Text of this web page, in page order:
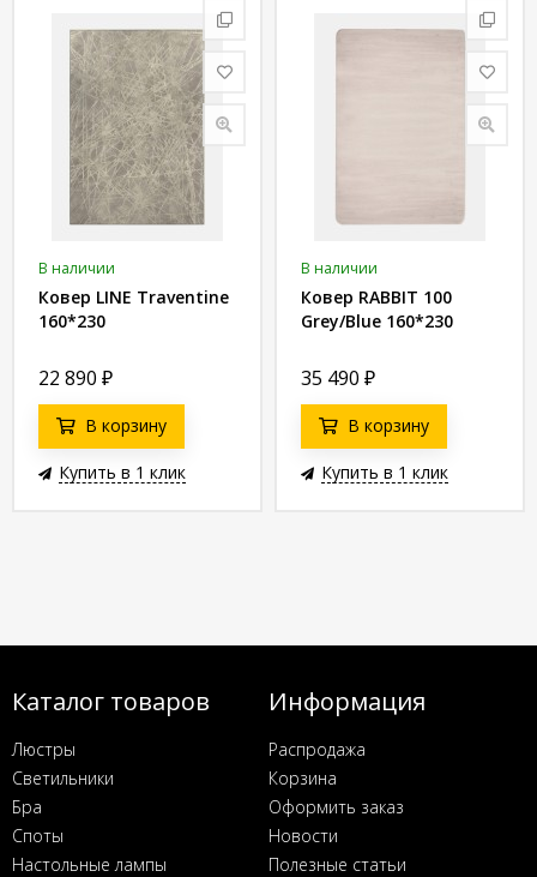
В наличии
Ковер LINE Traventine
160*230
22 890 ₽
В корзину
Купить в 1 клик
В наличии
Ковер RABBIT 100
Grey/Blue 160*230
35 490 ₽
В корзину
Купить в 1 клик
Каталог товаров
Люстры
Светильники
Бра
Споты
Настольные лампы
Информация
Распродажа
Корзина
Оформить заказ
Новости
Полезные статьи